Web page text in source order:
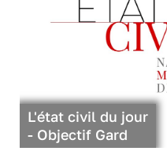
L'état civil du jour
- Objectif Gard